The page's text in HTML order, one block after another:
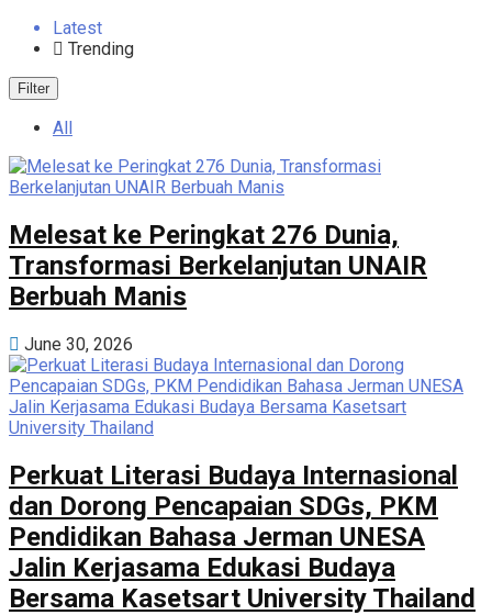
Latest
Trending
Filter
All
Melesat ke Peringkat 276 Dunia,
Transformasi Berkelanjutan UNAIR
Berbuah Manis
June 30, 2026
Perkuat Literasi Budaya Internasional
dan Dorong Pencapaian SDGs, PKM
Pendidikan Bahasa Jerman UNESA
Jalin Kerjasama Edukasi Budaya
Bersama Kasetsart University Thailand